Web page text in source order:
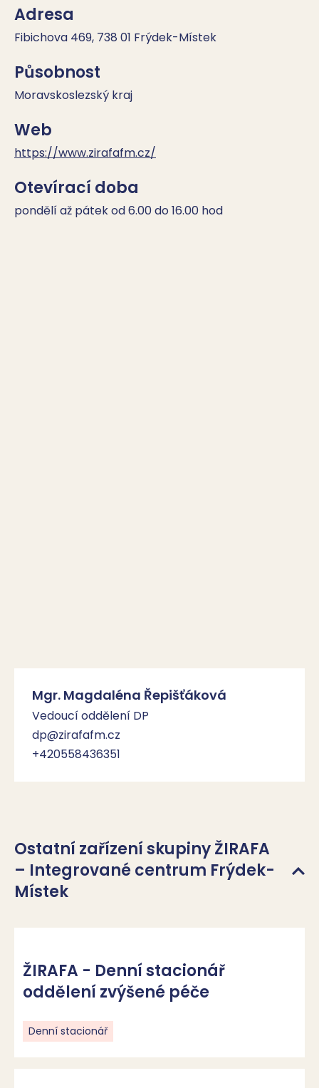
Adresa
Fibichova 469, 738 01 Frýdek-Místek
Působnost
Moravskoslezský kraj
Web
https://www.zirafafm.cz/
Otevírací doba
pondělí až pátek od 6.00 do 16.00 hod
Mgr. Magdaléna Řepišťáková
Vedoucí oddělení DP
dp@zirafafm.cz
+420558436351
Ostatní zařízení skupiny ŽIRAFA
– Integrované centrum Frýdek-
Místek
ŽIRAFA - Denní stacionář
oddělení zvýšené péče
Denní stacionář